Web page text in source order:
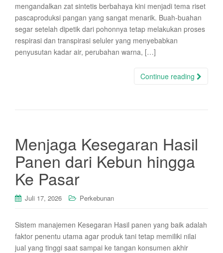
mengandalkan zat sintetis berbahaya kini menjadi tema riset
pascaproduksi pangan yang sangat menarik. Buah-buahan
segar setelah dipetik dari pohonnya tetap melakukan proses
respirasi dan transpirasi seluler yang menyebabkan
penyusutan kadar air, perubahan warna, […]
Continue reading
Menjaga Kesegaran Hasil
Panen dari Kebun hingga
Ke Pasar
Juli 17, 2026 Perkebunan
Sistem manajemen Kesegaran Hasil panen yang baik adalah
faktor penentu utama agar produk tani tetap memiliki nilai
jual yang tinggi saat sampai ke tangan konsumen akhir